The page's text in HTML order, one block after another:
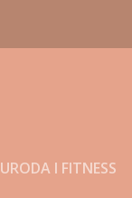
URODA I FITNESS